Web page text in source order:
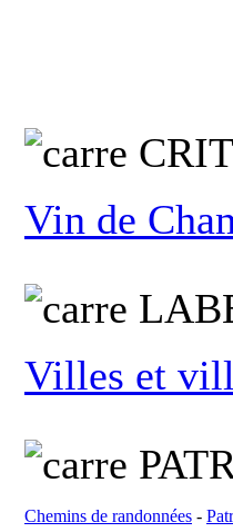
C
Vin de
L
Villes et
Chemins de randonnées -